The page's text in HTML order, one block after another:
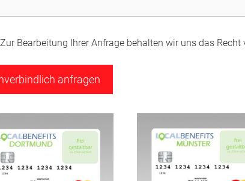
Zur Bearbeitung Ihrer Anfrage behalten wir uns das